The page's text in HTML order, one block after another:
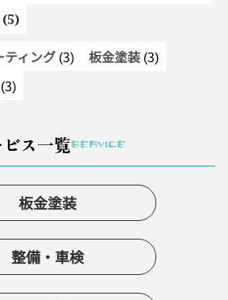
(5)
ティング (3) 板金塗装 (3)
(3)
ス一覧SERVICE
板金塗装
整備・車検